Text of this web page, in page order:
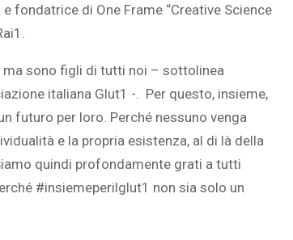
fondatrice di One Frame “Creative Science
sono figli di tutti noi – sottolinea
italiana Glut1 -. Per questo, insieme,
futuro per loro. Perché nessuno venga
e la propria esistenza, al di là della
quindi profondamente grati a tutti
#insiemeperilglut1 non sia solo un